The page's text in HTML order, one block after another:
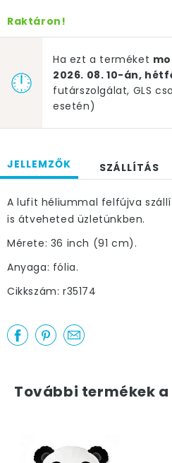
Raktáron!
Ha ezt a terméket
2026. 08. 10-án,
futárszolgálat, GLS
esetén)
JELLEMZŐK SZÁLLÍTÁS
A lufit héliummal felfújva
is átveheted üzletünkben.
Mérete: 36 inch (91 cm).
Anyaga: fólia.
Cikkszám: r35174
További termékek